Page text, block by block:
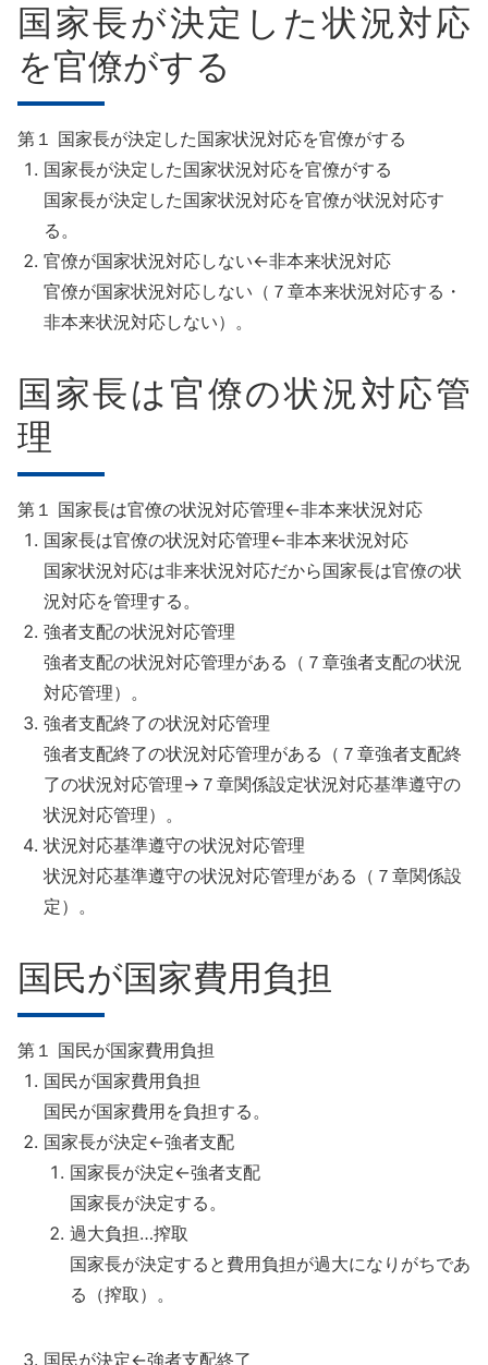
国家長が決定した状況対応
を官僚がする
第１ 国家長が決定した国家状況対応を官僚がする
国家長が決定した国家状況対応を官僚がする
国家長が決定した国家状況対応を官僚が状況対応す
る。
官僚が国家状況対応しない←非本来状況対応
官僚が国家状況対応しない（７章本来状況対応する・
非本来状況対応しない）。
国家長は官僚の状況対応管
理
第１ 国家長は官僚の状況対応管理←非本来状況対応
国家長は官僚の状況対応管理←非本来状況対応
国家状況対応は非来状況対応だから国家長は官僚の状
況対応を管理する。
強者支配の状況対応管理
強者支配の状況対応管理がある（７章強者支配の状況
対応管理）。
強者支配終了の状況対応管理
強者支配終了の状況対応管理がある（７章強者支配終
了の状況対応管理→７章関係設定状況対応基準遵守の
状況対応管理）。
状況対応基準遵守の状況対応管理
状況対応基準遵守の状況対応管理がある（７章関係設
定）。
国民が国家費用負担
第１ 国民が国家費用負担
国民が国家費用負担
国民が国家費用を負担する。
国家長が決定←強者支配
国家長が決定←強者支配
国家長が決定する。
過大負担…搾取
国家長が決定すると費用負担が過大になりがちであ
る（搾取）。
国民が決定←強者支配終了